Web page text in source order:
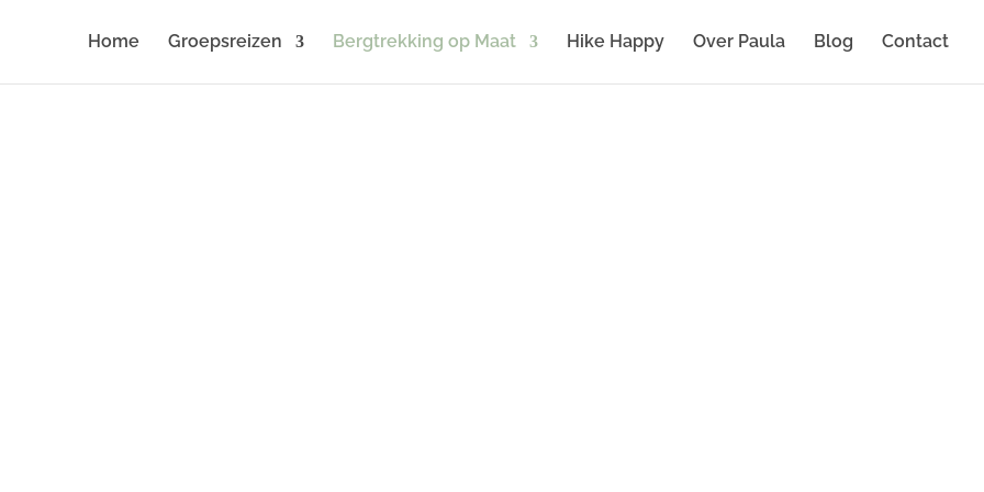
Home Groepsreizen Bergtrekking op Maat Hike Happy Over Paula Blog Contact